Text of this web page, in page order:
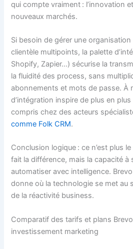
qui compte vraiment : l’innovation
nouveaux marchés.
Si besoin de gérer une
clientèle multipoints, la palette
Shopify, Zapier…) sécurise la
la fluidité des process, sans
abonnements et mots de passe. À
d’intégration inspire de plus en
compris chez des acteurs
comme Folk CRM.
Conclusion logique : ce n’est plus
fait la différence, mais la capacité à
automatiser avec intelligence.
donne où la technologie se met au
de la réactivité business.
Comparatif des tarifs et plans
investissement marketing